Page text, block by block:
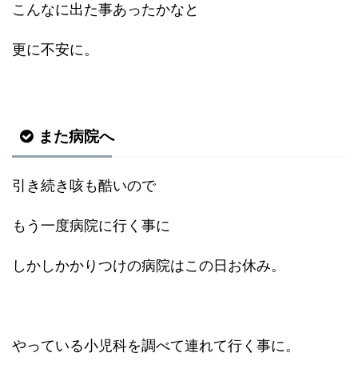
こんなに出た事あったかなと
更に不安に。
また病院へ
引き続き咳も酷いので
もう一度病院に行く事に
しかしかかりつけの病院はこの日お休み。
やっている小児科を調べて連れて行く事に。